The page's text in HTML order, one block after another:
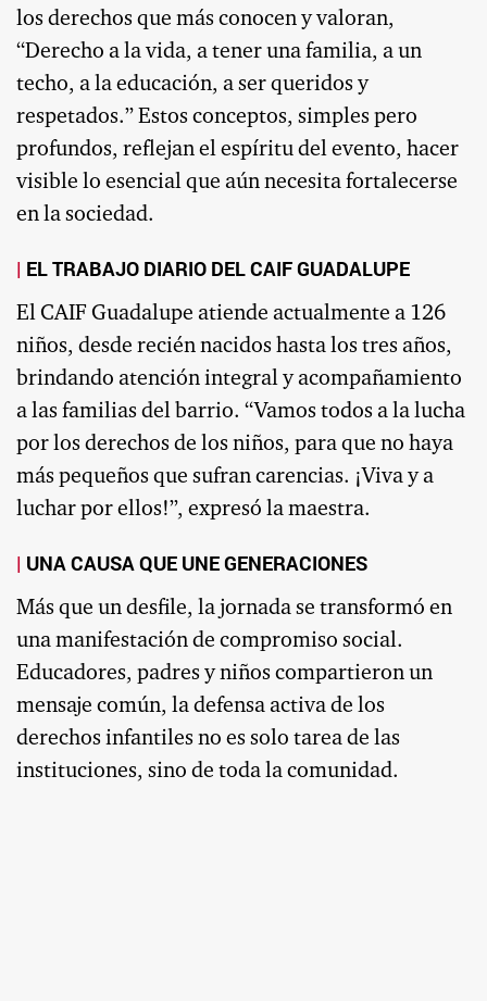
los derechos que más conocen y valoran,
“Derecho a la vida, a tener una familia, a un
techo, a la educación, a ser queridos y
respetados.” Estos conceptos, simples pero
profundos, reflejan el espíritu del evento, hacer
visible lo esencial que aún necesita fortalecerse
en la sociedad.
EL TRABAJO DIARIO DEL CAIF GUADALUPE
El CAIF Guadalupe atiende actualmente a 126
niños, desde recién nacidos hasta los tres años,
brindando atención integral y acompañamiento
a las familias del barrio. “Vamos todos a la lucha
por los derechos de los niños, para que no haya
más pequeños que sufran carencias. ¡Viva y a
luchar por ellos!”, expresó la maestra.
UNA CAUSA QUE UNE GENERACIONES
Más que un desfile, la jornada se transformó en
una manifestación de compromiso social.
Educadores, padres y niños compartieron un
mensaje común, la defensa activa de los
derechos infantiles no es solo tarea de las
instituciones, sino de toda la comunidad.